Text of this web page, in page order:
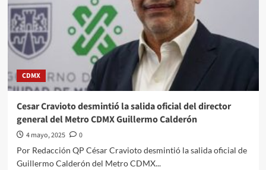
militares
México
equipo
de
a
su
Leclerc:
“¿También
dejo
Sainz?”
CDMX
Cesar Cravioto desmintió la salida oficial del director
general del Metro CDMX Guillermo Calderón
4 mayo, 2025
0
Por Redacción QP César Cravioto desmintió la salida oficial de
Guillermo Calderón del Metro CDMX...